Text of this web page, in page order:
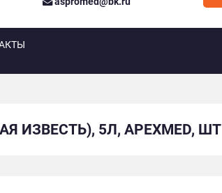
ИЗВЕСТЬ), 5Л, APEXMED, ШТ